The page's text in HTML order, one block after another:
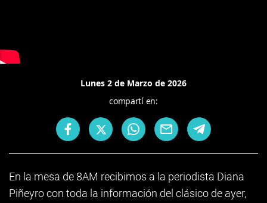
Lunes 2 de Marzo de 2026
compartí en:
En la mesa de 8AM recibimos a la periodista Diana
Piñeyro con toda la información del clásico de ayer,